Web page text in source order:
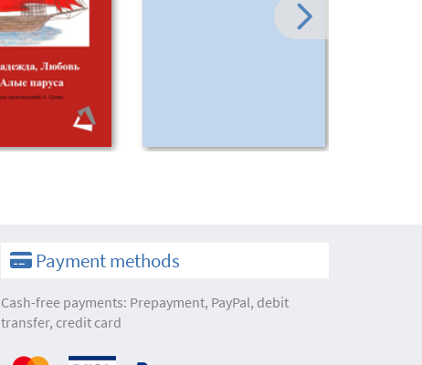
Payment methods
Cash-free payments: Prepayment, PayPal, debit
transfer, credit card